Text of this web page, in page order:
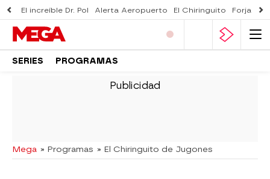
El increíble Dr. Pol Alerta Aeropuerto El Chiringuito Forjado
SERIES PROGRAMAS
Mega » Programas » El Chiringuito de Jugones